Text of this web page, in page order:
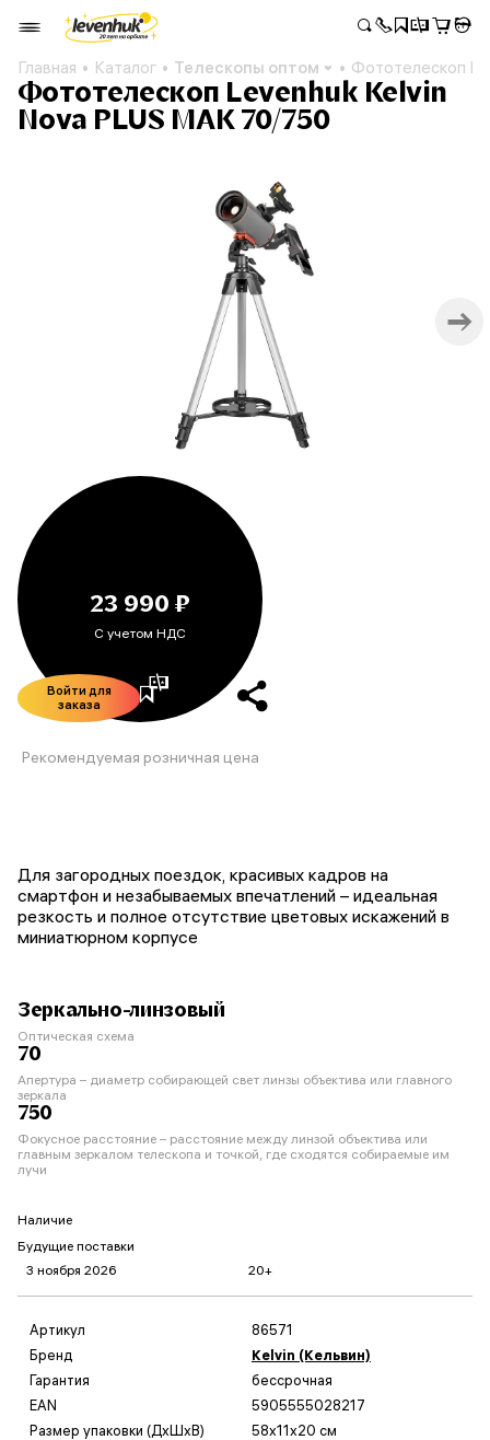
Главная Каталог Телескопы оптом Фототелескоп
Фототелескоп Levenhuk Kelvin
Nova PLUS MAK 70/750
23 990 ₽
С учетом НДС
Войти для
заказа
Рекомендуемая розничная цена
Для загородных поездок, красивых кадров на
смартфон и незабываемых впечатлений – идеальная
резкость и полное отсутствие цветовых искажений в
миниатюрном корпусе
Зеркально-линзовый
Оптическая схема
70
Апертура – диаметр собирающей свет линзы объектива или главного
зеркала
750
Фокусное расстояние – расстояние между линзой объектива или
главным зеркалом телескопа и точкой, где сходятся собираемые им
лучи
Наличие
Будущие поставки
3 ноября 2026
20+
Артикул
86571
Бренд
Kelvin (Кельвин)
Гарантия
бессрочная
EAN
5905555028217
Размер упаковки (ДxШxВ)
58x11x20 см